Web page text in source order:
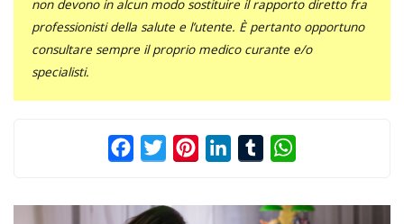
non devono in alcun modo sostituire il rapporto diretto fra
professionisti della salute e l’utente. È pertanto opportuno
consultare sempre il proprio medico curante e/o
specialisti.
FacebookTwitterPinterestLinkedInTumblr